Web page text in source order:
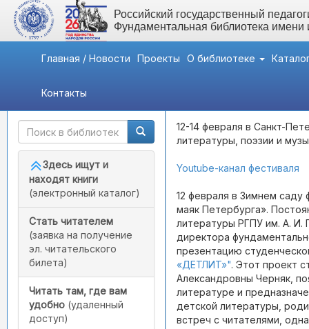
Российский государственный
Фундаментальная библиотека
Главная / Новости Проекты О библиотеке
Контакты
Быстрый доступ
Здесь ищут и
находят книги
(электронный каталог)
Стать читателем
(заявка на получение
эл. читательского
билета)
Читать там, где вам
удобно (удаленный
доступ)
12-14 февраля в Санкт-
литературы, поэзии и
Youtube-канал фестиваля
12 февраля в Зимнем
маяк Петербурга».
литературы РГПУ им. А. И.
директора
презентацию
«ДЕТЛИТ»". Этот проект
Александровны Черняк,
литературе и
детской литературы,
встреч с читателями,